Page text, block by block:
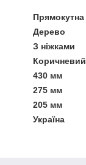
Прямокутна
Дерево
З ніжками
Коричневий
430 мм
275 мм
205 мм
Україна